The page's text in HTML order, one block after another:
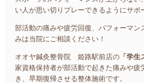
い人が思い切りプレーできるようにサポ
部活動の痛みや疲労回復、パフォーマン
みは当院にご相談ください！
オオヤ鍼灸整骨院 姫路駅前店の 「学生
家資格保持者が部活動で起きた痛みや疲
き、早期復帰させる整体施術です。